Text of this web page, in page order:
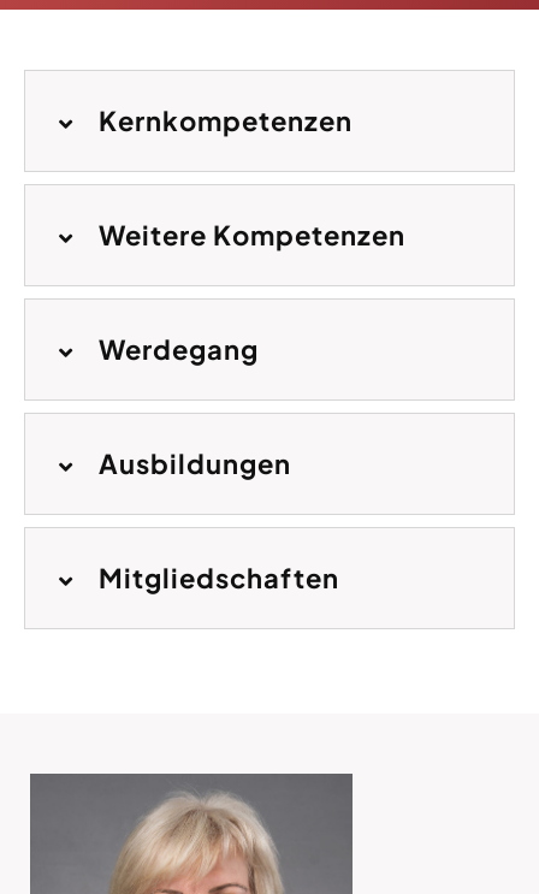
Kernkompetenzen
Weitere Kompetenzen
Werdegang
Ausbildungen
Mitgliedschaften